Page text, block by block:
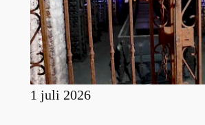
1 juli 2026